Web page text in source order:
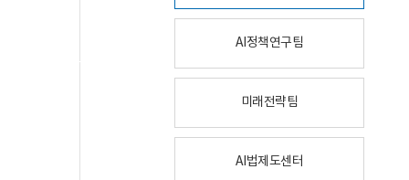
AI정책연구팀
미래전략팀
AI법제도센터